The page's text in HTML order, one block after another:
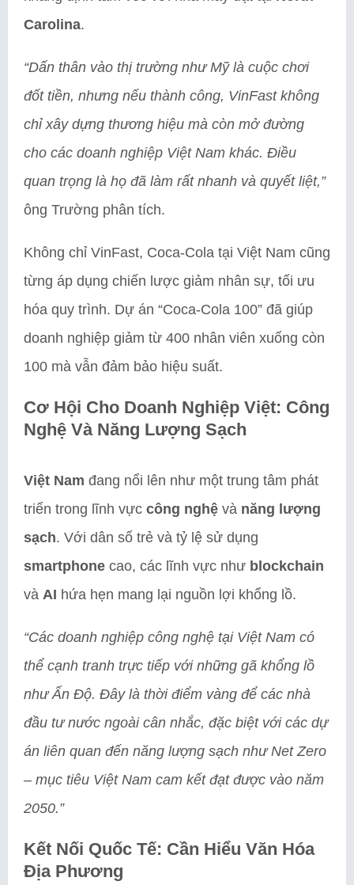
Carolina.
“Dấn thân vào thị trường như Mỹ là cuộc chơi
đốt tiền, nhưng nếu thành công, VinFast không
chỉ xây dựng thương hiệu mà còn mở đường
cho các doanh nghiệp Việt Nam khác. Điều
quan trọng là họ đã làm rất nhanh và quyết liệt,”
ông Trường phân tích.
Không chỉ VinFast, Coca-Cola tại Việt Nam cũng
từng áp dụng chiến lược giảm nhân sự, tối ưu
hóa quy trình. Dự án “Coca-Cola 100” đã giúp
doanh nghiệp giảm từ 400 nhân viên xuống còn
100 mà vẫn đảm bảo hiệu suất.
Cơ Hội Cho Doanh Nghiệp Việt: Công
Nghệ Và Năng Lượng Sạch
Việt Nam đang nổi lên như một trung tâm phát
triển trong lĩnh vực công nghệ và năng lượng
sạch. Với dân số trẻ và tỷ lệ sử dụng
smartphone cao, các lĩnh vực như blockchain
và AI hứa hẹn mang lại nguồn lợi khổng lồ.
“Các doanh nghiệp công nghệ tại Việt Nam có
thể cạnh tranh trực tiếp với những gã khổng lồ
như Ấn Độ. Đây là thời điểm vàng để các nhà
đầu tư nước ngoài cân nhắc, đặc biệt với các dự
án liên quan đến năng lượng sạch như Net Zero
– mục tiêu Việt Nam cam kết đạt được vào năm
2050.”
Kết Nối Quốc Tế: Cần Hiểu Văn Hóa
Địa Phương